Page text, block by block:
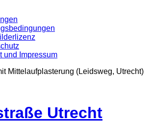
und Impressum
Utrecht